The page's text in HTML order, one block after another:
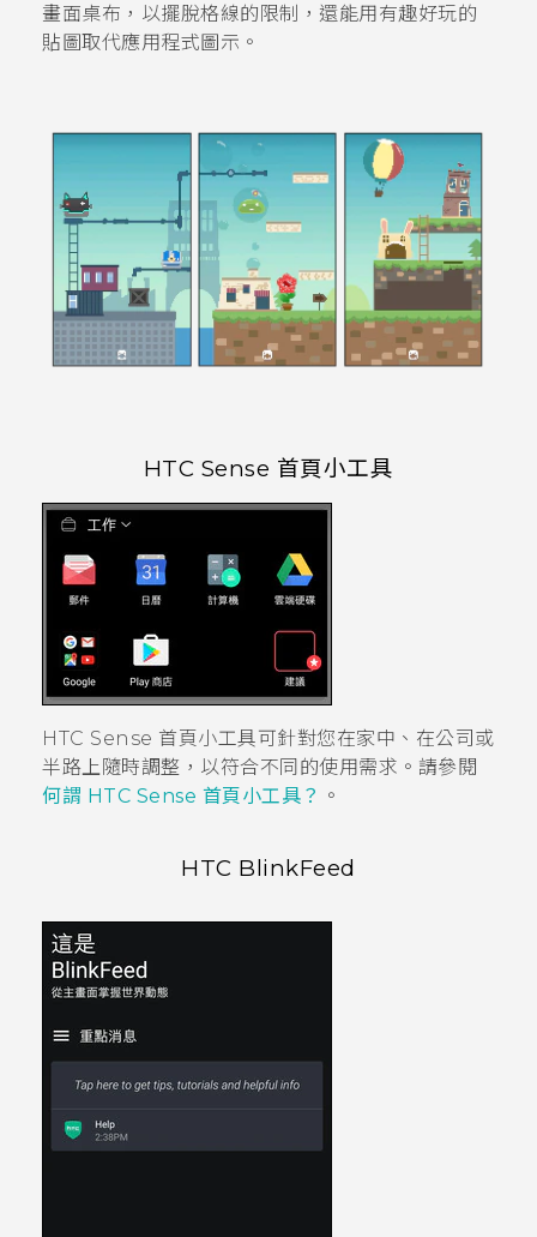
畫面桌布，以擺脫格線的限制，還能用有趣好玩的
貼圖取代應用程式圖示。
HTC Sense 首頁小工具
HTC Sense 首頁小工具可針對您在家中、在公司或
半路上隨時調整，以符合不同的使用需求。請參閱
何謂 HTC Sense 首頁小工具？ 。
HTC BlinkFeed